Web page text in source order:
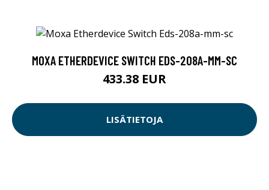
MOXA ETHERDEVICE SWITCH EDS-208A-MM-SC
433.38 EUR
LISÄTIETOJA